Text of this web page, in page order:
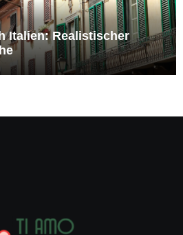
Italien: Realistischer